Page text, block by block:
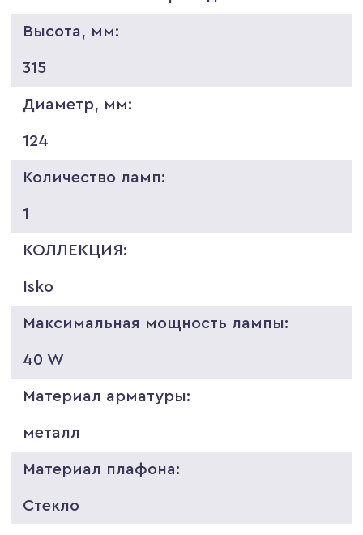
Высота, мм:
315
Диаметр, мм:
124
Количество ламп:
1
КОЛЛЕКЦИЯ:
Isko
Максимальная мощность лампы:
40 W
Материал арматуры:
металл
Материал плафона:
Стекло